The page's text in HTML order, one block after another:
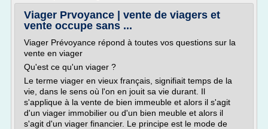
Viager Prvoyance | vente de viagers et
vente occupe sans ...
Viager Prévoyance répond à toutes vos questions sur la
vente en viager
Qu'est ce qu'un viager ?
Le terme viager en vieux français, signifiait temps de la
vie, dans le sens où l'on en jouit sa vie durant. Il
s'applique à la vente de bien immeuble et alors il s'agit
d'un viager immobilier ou d'un bien meuble et alors il
s'agit d'un viager financier. Le principe est le mode de